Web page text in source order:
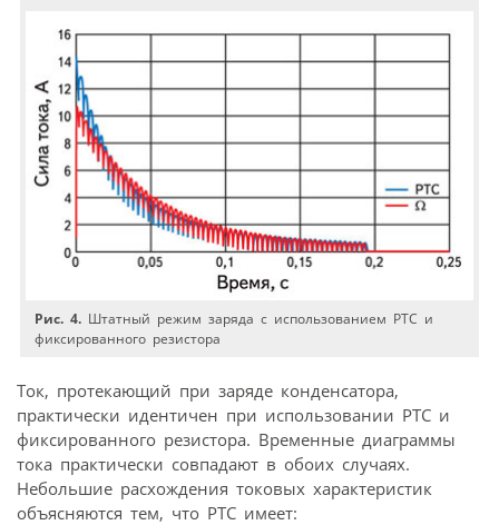
Рис. 4. Штатный режим заряда с использованием PTC и
фиксированного резистора
Ток, протекающий при заряде конденсатора,
практически идентичен при использовании PTC и
фиксированного резистора. Временные диаграммы
тока практически совпадают в обоих случаях.
Небольшие расхождения токовых характеристик
объясняются тем, что РТС имеет: